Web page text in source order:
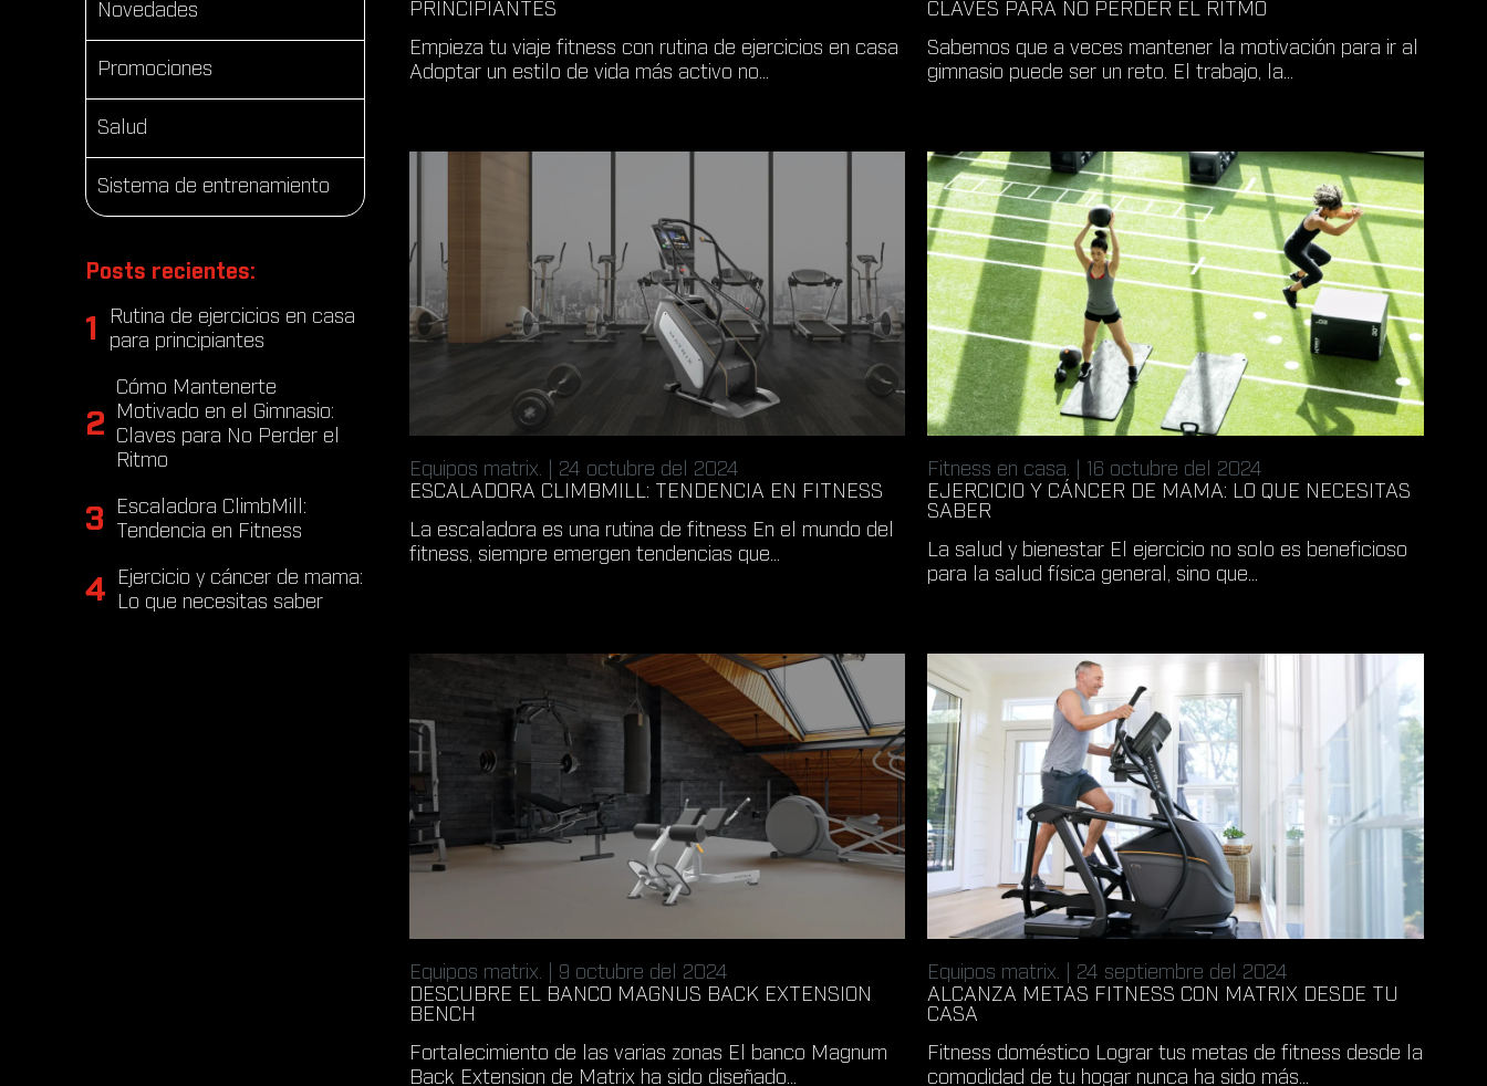
Novedades
Promociones
Salud
Sistema de entrenamiento
Posts recientes:
1
Rutina de ejercicios en casa
para principiantes
2
Cómo Mantenerte
Motivado en el Gimnasio:
Claves para No Perder el
Ritmo
3
Escaladora ClimbMill:
Tendencia en Fitness
4
Ejercicio y cáncer de mama:
Lo que necesitas saber
PRINCIPIANTES
Empieza tu viaje fitness con rutina de ejercicios en casa
Adoptar un estilo de vida más activo no...
CLAVES PARA NO PERDER EL RITMO
Sabemos que a veces mantener la motivación para ir al
gimnasio puede ser un reto. El trabajo, la...
Equipos matrix. | 24 octubre del 2024
ESCALADORA CLIMBMILL: TENDENCIA EN FITNESS
La escaladora es una rutina de fitness En el mundo del
fitness, siempre emergen tendencias que...
Fitness en casa. | 16 octubre del 2024
EJERCICIO Y CÁNCER DE MAMA: LO QUE NECESITAS
SABER
La salud y bienestar El ejercicio no solo es beneficioso
para la salud física general, sino que...
Equipos matrix. | 9 octubre del 2024
DESCUBRE EL BANCO MAGNUS BACK EXTENSION
BENCH
Fortalecimiento de las varias zonas El banco Magnum
Back Extension de Matrix ha sido diseñado...
Equipos matrix. | 24 septiembre del 2024
ALCANZA METAS FITNESS CON MATRIX DESDE TU
CASA
Fitness doméstico Lograr tus metas de fitness desde la
comodidad de tu hogar nunca ha sido más...